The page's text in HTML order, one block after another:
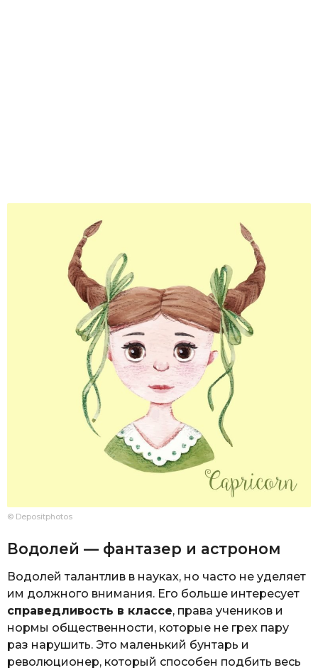
© Depositphotos
Водолей — фантазер и астроном
Водолей талантлив в науках, но часто не уделяет
им должного внимания. Его больше интересует
справедливость в классе, права учеников и
нормы общественности, которые не грех пару
раз нарушить. Это маленький бунтарь и
революционер, который способен подбить весь